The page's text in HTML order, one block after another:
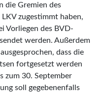
die Gremien des
zugestimmt haben,
Vorliegen des BVD-
werden. Außerdem
dass die
fortgesetzt werden
zum 30. September
soll gegebenenfalls